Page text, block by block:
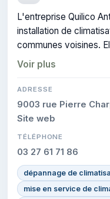
L'entreprise Quilico
installation de
communes voisines.
de conformité sur les
Voir plus
ADRESSE
9003 rue Pierre
Site web
TÉLÉPHONE
03 27 61 71 86
dépannage de
mise en service de